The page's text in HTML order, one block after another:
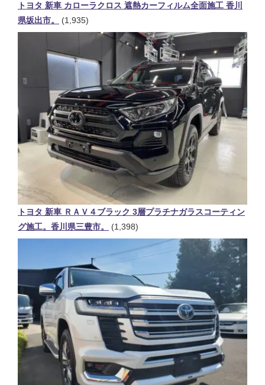
トヨタ 新車 カローラクロス 遮熱カーフィルム全面施工 香川
県坂出市。
(1,935)
トヨタ 新車 ＲＡＶ４ブラック 3層プラチナガラスコーティン
グ施工。香川県三豊市。
(1,398)